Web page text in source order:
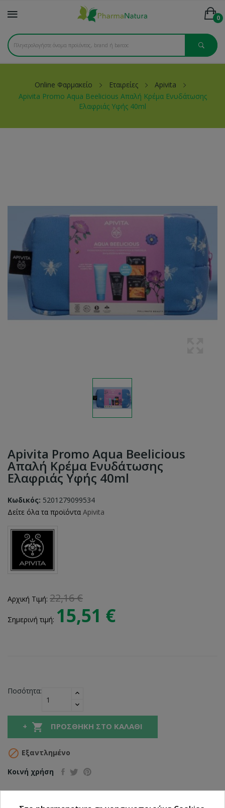
0
Online Φαρμακείο Εταιρείες
Apivita
Apivita Promo Aqua Beelicious Απαλή Κρέμα Ενυδάτωσης
Ελαφριάς Υφής 40ml
Apivita Promo Aqua Beelicious
Απαλή Κρέμα Ενυδάτωσης
Ελαφριάς Υφής 40ml
Κωδικός: 5201279099534
Δείτε όλα τα προϊόντα Apivita
Αρχική Τιμή: 22,16 €
Σημερινή τιμή: 15,51 €
Ποσότητα:
 ΠΡΟΣΘΉΚΗ ΣΤΟ ΚΑΛΆΘΙ
 Εξαντλημένο
Κοινή χρήση